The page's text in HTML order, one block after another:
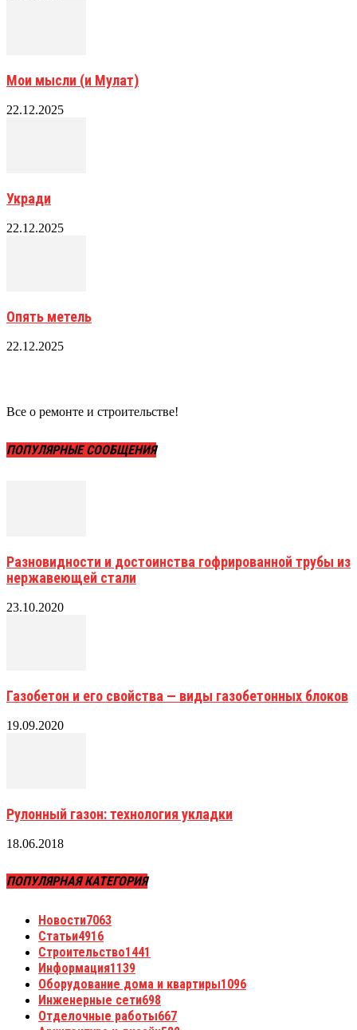
Мои мысли (и Мулат)
22.12.2025
Укради
22.12.2025
Опять метель
22.12.2025
Все о ремонте и строительстве!
ПОПУЛЯРНЫЕ СООБЩЕНИЯ
Разновидности и достоинства гофрированной трубы из
нержавеющей стали
23.10.2020
Газобетон и его свойства — виды газобетонных блоков
19.09.2020
Рулонный газон: технология укладки
18.06.2018
ПОПУЛЯРНАЯ КАТЕГОРИЯ
Новости7063
Статьи4916
Строительство1441
Информация1139
Оборудование дома и квартиры1096
Инженерные сети698
Отделочные работы667